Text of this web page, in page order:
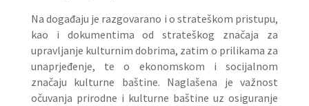
Na događaju je razgovarano i o strateškom pristupu,
kao i dokumentima od strateškog značaja za
upravljanje kulturnim dobrima, zatim o prilikama za
unaprjeđenje, te o ekonomskom i socijalnom
značaju kulturne baštine. Naglašena je važnost
očuvanja prirodne i kulturne baštine uz osiguranje